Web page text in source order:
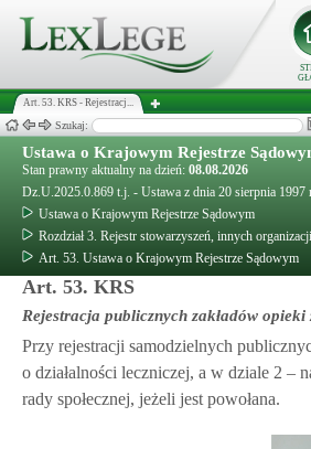
Art. 53. KRS - Rejestracj...
Szukaj:
Ustawa o Krajowym Rejestrze
Stan prawny aktualny na dzień: 08.08.2026
Dz.U.2025.0.869 t.j. - Ustawa z dnia 20 sierpnia
Ustawa o Krajowym Rejestrze Sądowym
Rozdział 3. Rejestr stowarzyszeń, innych
Art. 53. Ustawa o Krajowym Rejestrze Sądowym
Art. 53. KRS
Rejestracja publicznych zakładów opieki
Przy rejestracji samodzielnych
o działalności leczniczej, a w dziale 2 –
rady społecznej, jeżeli jest powołana.